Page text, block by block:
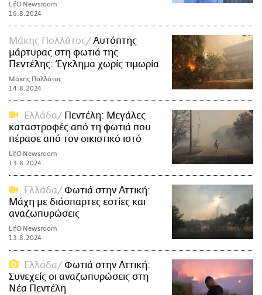
LifO Newsroom
16.8.2024
Μάκης Πολλάτος
Αυτόπτης
μάρτυρας στη φωτιά της
Πεντέλης: Έγκλημα χωρίς τιμωρία
Μάκης Πολλάτος
14.8.2024
Ελλάδα
Πεντέλη: Μεγάλες
καταστροφές από τη φωτιά που
πέρασε από τον οικιστικό ιστό
LifO Newsroom
13.8.2024
Ελλάδα
Φωτιά στην Αττική:
Μάχη με διάσπαρτες εστίες και
αναζωπυρώσεις
LifO Newsroom
13.8.2024
Ελλάδα
Φωτιά στην Αττική:
Συνεχείς οι αναζωπυρώσεις στη
Νέα Πεντέλη